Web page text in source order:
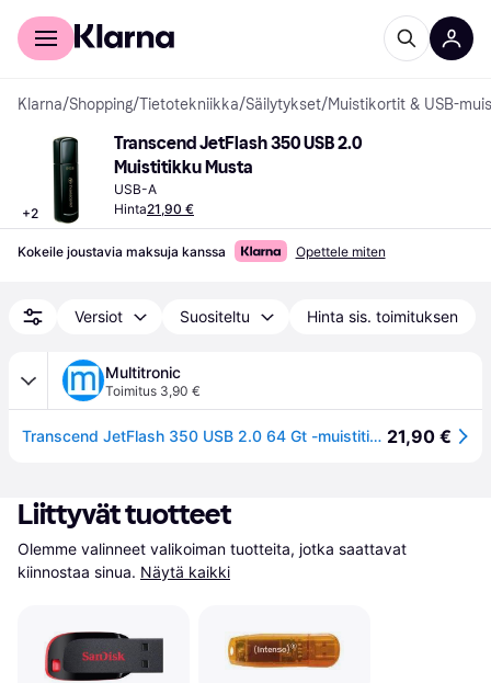
Kuluttajille
Klarna/Shopping/Tietotekniikka/Säilytykset/Muistikortit & USB-
+2
Transcend JetFlash 350 USB 2.0
Muistitikku Musta
USB-A
Hinta21,90 €
Kokeile joustavia maksuja kanssa Opettele miten
Versiot Suositeltu Hinta sis. toimituksen
Multitronic
Toimitus 3,90 €
Transcend JetFlash 350 USB 2.0 64 Gt -muistitikku, musta 21,90 €
Liittyvät tuotteet
Olemme valinneet valikoiman tuotteita, jotka saattavat
kiinnostaa sinua. Näytä kaikki